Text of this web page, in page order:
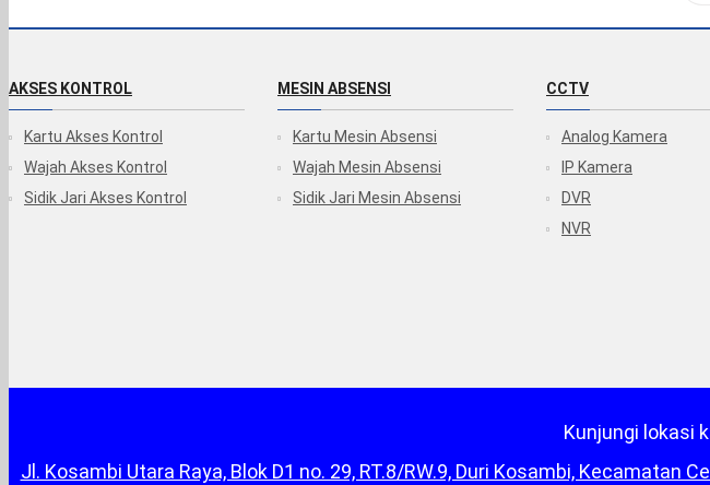
AKSES KONTROL
Kartu Akses Kontrol
Wajah Akses Kontrol
Sidik Jari Akses Kontrol
MESIN ABSENSI
Kartu Mesin Absensi
Wajah Mesin Absensi
Sidik Jari Mesin Absensi
CCTV
Analog Kamera
IP Kamera
DVR
NVR
Kunjungi lokasi
Jl. Kosambi Utara Raya, Blok D1 no. 29, RT.8/RW.9, Duri Kosambi,